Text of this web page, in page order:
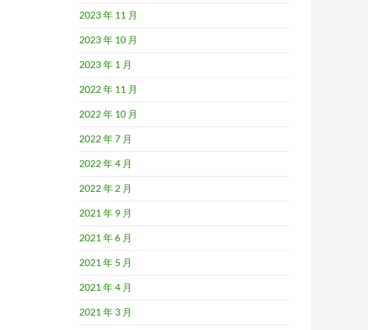
2023 年 11 月
2023 年 10 月
2023 年 1 月
2022 年 11 月
2022 年 10 月
2022 年 7 月
2022 年 4 月
2022 年 2 月
2021 年 9 月
2021 年 6 月
2021 年 5 月
2021 年 4 月
2021 年 3 月